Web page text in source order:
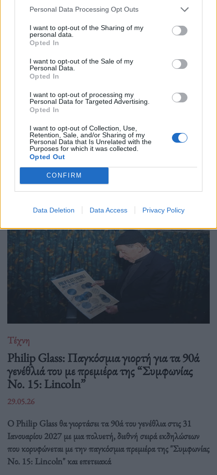
Personal Data Processing Opt Outs
I want to opt-out of the Sharing of my
personal data.
Opted In
I want to opt-out of the Sale of my
Personal Data.
Opted In
I want to opt-out of processing my
Personal Data for Targeted Advertising.
Opted In
I want to opt-out of Collection, Use,
Retention, Sale, and/or Sharing of my
Personal Data that Is Unrelated with the
Purposes for which it was collected.
Opted Out
CONFIRM
Data Deletion Data Access Privacy Policy
Το Disney δίνει teaser για το documentary
“Don’t Look Back in Anger” των Oasis
07.07.26
Το "Don’t Look Back in Anger" καταγράφει την επανένωση
των Oasis και την sold-out περιοδεία “Oasis Live
Τέχνη
Philip Glass: Παγκόσμια γιορτή για τα 90ά
γενέθλιά του με πρεμιέρα της “Συμφωνίας
Νο. 15: Lincoln”
29.05.26
Ο Philip Glass θα γιορτάσει τα 90ά του γενέθλια στις 31
Ιανουαρίου 2027 με μια πολυετή, διεθνή σειρά εκδηλώσεων
που κορυφώνεται με την παγκόσμια πρεμιέρα της "Συμφωνίας
Νο. 15: Lincoln" και επετειακά